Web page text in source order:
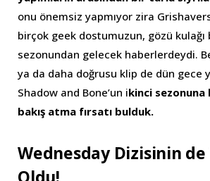
onu önemsiz yapmıyor zira
birçok geek dostumuzun, gözü
sezonundan gelecek haberlerdeydi.
ya da daha doğrusu klip de dün gece
Shadow and Bone’un ikinci sezonuna
bakış atma fırsatı bulduk.
Wednesday Dizisinin